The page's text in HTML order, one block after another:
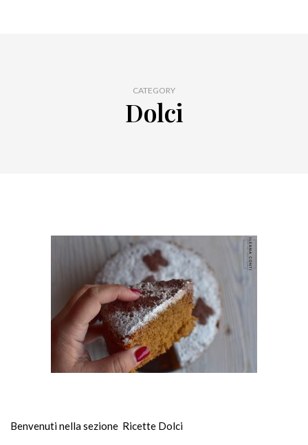
CATEGORY
Dolci
Benvenuti nella sezione Ricette Dolci